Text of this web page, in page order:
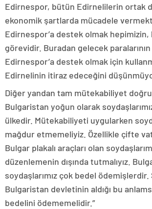
Edirnespor, bütün Edirnelilerin ortak
ekonomik şartlarda mücadele
Edirnespor’a destek olmak
görevidir. Buradan gelecek paralarının
Edirnespor’a destek olmak için
Edirnelinin itiraz edeceğini
Diğer yandan tam mütekabiliyet
Bulgaristan yoğun olarak
ülkedir. Mütekabiliyeti uygularken
mağdur etmemeliyiz. Özellikle çifte
Bulgar plakalı araçları olan
düzenlemenin dışında tutmalıyız.
soydaşlarımız çok bedel ödemişlerdir.
Bulgaristan devletinin aldığı bu
bedelini ödememelidir.”